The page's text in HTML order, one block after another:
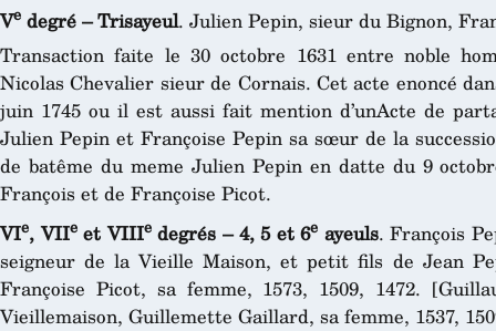
Ve degré – Trisayeul. Julien Pepin, sieur du Bignon,
Transaction faite le 30 octobre 1631 entre noble
Nicolas Chevalier sieur de Cornais. Cet acte enoncé
juin 1745 ou il est aussi fait mention d’unActe de
Julien Pepin et Françoise Pepin sa sœur de la
de batême du meme Julien Pepin en datte du 9
François et de Françoise Picot.
VIe, VIIeet VIIIedegrés – 4, 5 et 6e ayeuls. François
seigneur de la Vieille Maison, et petit fils de Jean
Françoise Picot, sa femme, 1573, 1509, 1472.
Vieillemaison, Guillemette Gaillard, sa femme, 1537,